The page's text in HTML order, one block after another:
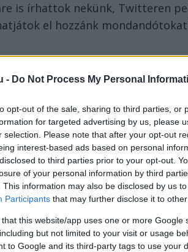
- Do Not Process My Personal
opt-out of the sale, sharing to third parties, or
for targeted advertising by us, please
selection. Please note that after your opt-out
interest-based ads based on personal
to third parties prior to your opt-out.
of your personal information by third
This information may also be disclosed by us
Participants that may further disclose it to
that this website/app uses one or more
but not limited to your visit or usage
to Google and its third-party tags to use your
is írhattok nekünk, Twitteren
el hozzánk
Móni István, Végi Ádám, Varga
Ákos, Hetyey Júlia, Visi Ákos,
Zsanett Odett és Molnár
, F1-es és utcai modellek óriási